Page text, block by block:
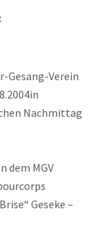
Gesang-Verein
Nachmittag
dem MGV
Geseke –